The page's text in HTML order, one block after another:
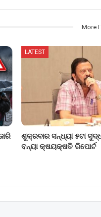
More
LATEST
ଶୁକ୍ରବାର ସନ୍ଧ୍ୟା ୫ଟା
ବନ୍ୟା କ୍ଷୟକ୍ଷତି ରିପୋର୍ଟ